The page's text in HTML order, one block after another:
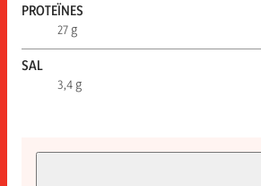
PROTEÏNES
27 g
SAL
3,4 g